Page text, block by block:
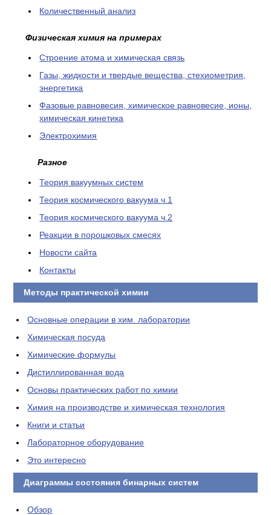
Количественный анализ
Физическая химия на примерах
Cтроение атома и химическая связь
Газы, жидкости и твердые вещества, стехиометрия,
энергетика
Фазовые равновесия, химическое равновесие, ионы,
химическая кинетика
Электрохимия
Разное
Теория вакуумных систем
Теория космического вакуума ч.1
Теория космического вакуума ч.2
Реакции в порошковых смесях
Новости сайта
Контакты
Методы практической химии
Основные операции в хим. лаборатории
Химическая посуда
Химические формулы
Дистиллированная вода
Основы практических работ по химии
Химия на производстве и химическая технология
Книги и статьи
Лабораторное оборудование
Это интересно
Диаграммы состояния бинарных систем
Обзор